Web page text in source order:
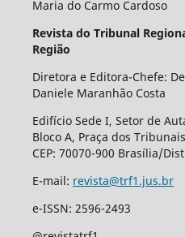
Maria do Carmo Cardoso
Revista do Tribunal
Região
Diretora e Editora-Chefe:
Daniele Maranhão Costa
Edifício Sede I, Setor de
Bloco A, Praça dos
CEP: 70070-900 Brasília/
E-mail: revista@trf1.jus.br
e-ISSN: 2596-2493